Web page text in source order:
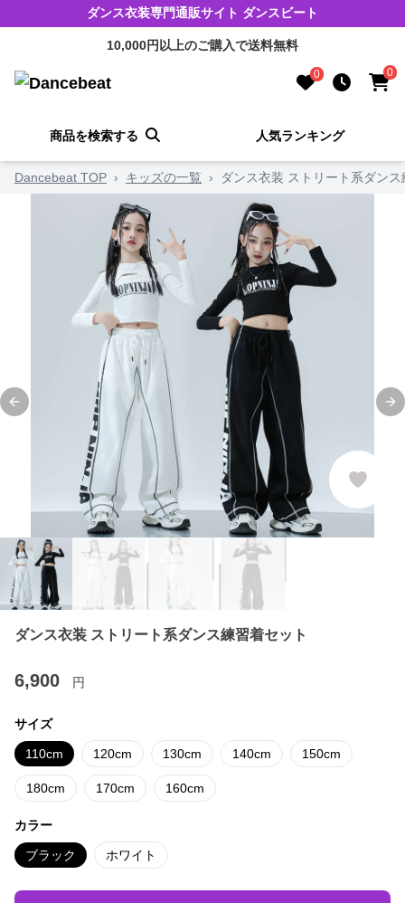
ダンス衣装専門通販サイト ダンスビート
10,000円以上のご購入で送料無料
0 0
商品を検索する 人気ランキング
Dancebeat TOP › キッズの一覧 › ダンス衣装 ストリート系ダン
Previous slide
ダンス衣装 ストリート系ダンス練習着セット
6,900 円
サイズ
110cm 120cm 130cm 140cm 150cm
180cm 170cm 160cm
カラー
ブラック ホワイト